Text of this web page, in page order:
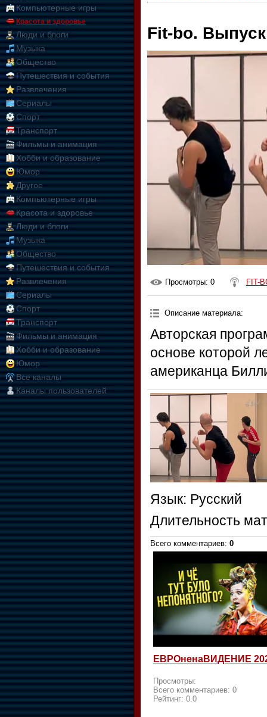
Компьютерные игры
Красота и здоровье
Люди и блоги
Музыка
Общество
Путешествия и события
Развлечения
Сериалы
Спорт
Транспорт
Фильмы и анимация
Хобби и образование
Юмор
Другое
Компьютерные игры
Красота и здоровье
Люди и блоги
Музыка
Общество
Путешествия и события
Развлечения
Сериалы
Спорт
Транспорт
Фильмы и анимация
Хобби и образование
Юмор
Все каналы
Каналы пользователей
Fit-bo.
Просмотры: 0 FIT-
Описание материала:
Авторская
основе которой
американца
Язык: Русский
Длительность
Всего комментариев: 0
ЕВРОненаВИДЕНИЕ
Просмотры:
Всего комментариев: 0
Рейтинг: 0.0